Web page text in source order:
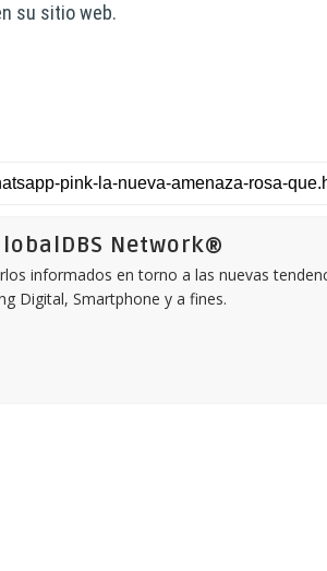
su sitio web.
Network®
informados en torno a las nuevas
Digital, Smartphone y a fines.